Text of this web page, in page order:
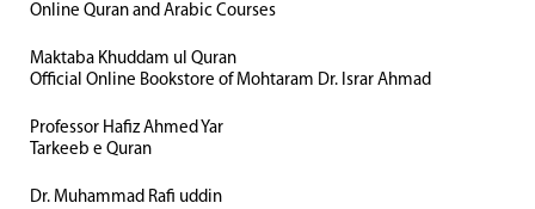
Online Quran and Arabic Courses
Maktaba Khuddam ul Quran
Official Online Bookstore of Mohtaram Dr. Israr Ahmad
Professor Hafiz Ahmed Yar
Tarkeeb e Quran
Dr. Muhammad Rafi uddin